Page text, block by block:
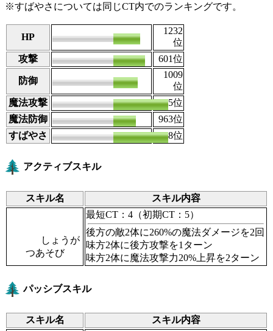
※すばやさについては同じCT内でのランキングです。
HP 82
1232
位
攻撃
97 601位
防御 83
1009
位
魔法攻撃
161 15位
魔法防御
84 963位
すばやさ
122 88位
アクティブスキル
スキル名 スキル内容
しょうが
つあそび
最短CT：4 （初期CT：5）
後方の敵2体に260%の魔法ダメージを2回
味方2体に後方攻撃を1ターン
味方2体に魔法攻撃力20%上昇を2ターン
パッシブスキル
スキル名 スキル内容